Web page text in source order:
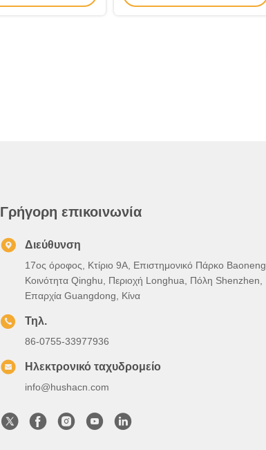
Γρήγορη επικοινωνία
Διεύθυνση
17ος όροφος, Κτίριο 9Α, Επιστημονικό Πάρκο Baoneng,
Κοινότητα Qinghu, Περιοχή Longhua, Πόλη Shenzhen,
Επαρχία Guangdong, Κίνα
Τηλ.
86-0755-33977936
Ηλεκτρονικό ταχυδρομείο
info@hushacn.com